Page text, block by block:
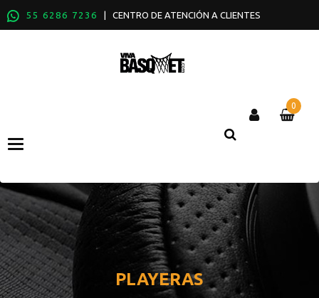
55 6286 7236 | CENTRO DE ATENCIÓN A CLIENTES
Categories
0
PLAYERAS